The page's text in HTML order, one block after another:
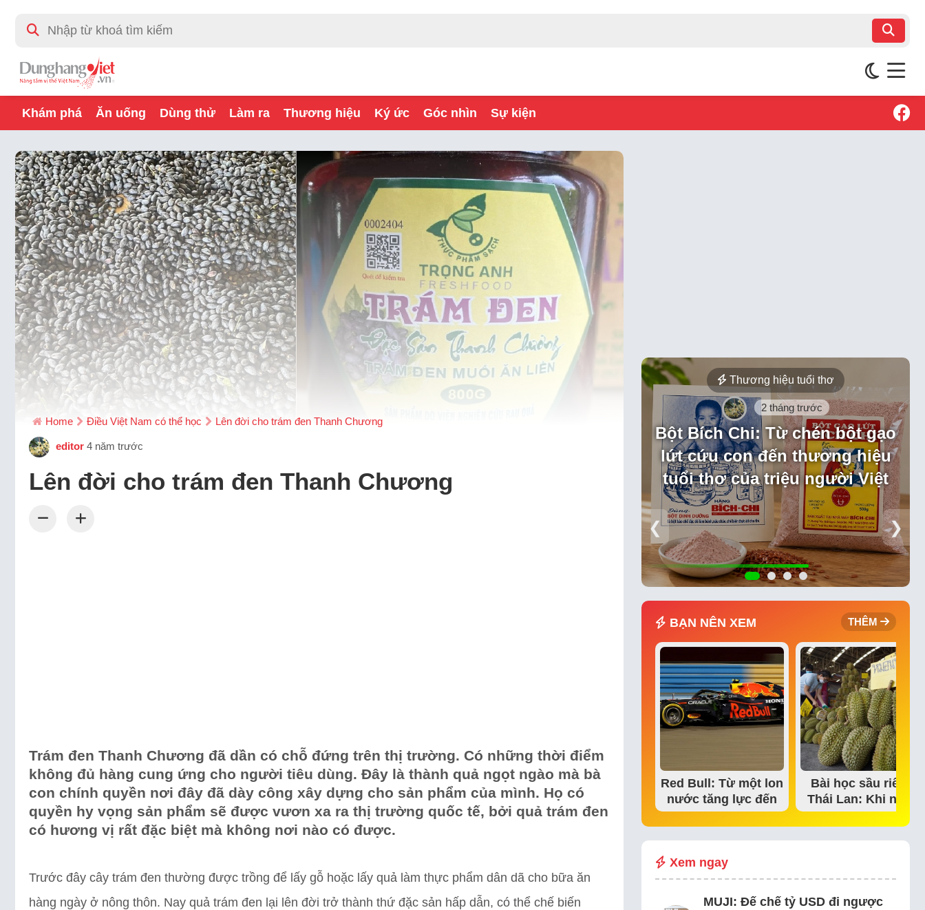
Khám phá Ăn uống Dùng thử Làm ra Thương hiệu Ký ức Góc nhìn Sự kiện
Home Điều Việt Nam có thể học Lên đời cho trám đen Thanh Chương
editor 4 năm trước
Lên đời cho trám đen Thanh Chương
Trám đen Thanh Chương đã dần có chỗ đứng trên thị trường. Có những thời điểm
không đủ hàng cung ứng cho người tiêu dùng. Đây là thành quả ngọt ngào mà bà
con chính quyền nơi đây đã dày công xây dựng cho sản phẩm của mình. Họ có
quyền hy vọng sản phẩm sẽ được vươn xa ra thị trường quốc tế, bởi quả trám đen
có hương vị rất đặc biệt mà không nơi nào có được.
Trước đây cây trám đen thường được trồng để lấy gỗ hoặc lấy quả làm thực phẩm dân dã cho bữa ăn
hàng ngày ở nông thôn. Nay quả trám đen lại lên đời trở thành thứ đặc sản hấp dẫn, có thể chế biến
Thương hiệu tuổi thơ
2 tháng trước
Bột Bích Chi: Từ chén bột gạo
lứt cứu con đến thương hiệu
tuổi thơ của triệu người Việt
❮ ❯
BẠN NÊN XEM THÊM
Red Bull: Từ một lon
nước tăng lực đến
đế chế thể…
Bài học sầu riêng
Thái Lan: Khi niềm
tin thị trường bắt…
Xem ngay
MUJI: Đế chế tỷ USD đi ngược